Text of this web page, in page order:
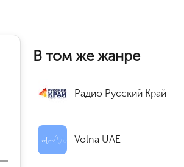
В том же жанре
Радио Русский Край
Volna UAE